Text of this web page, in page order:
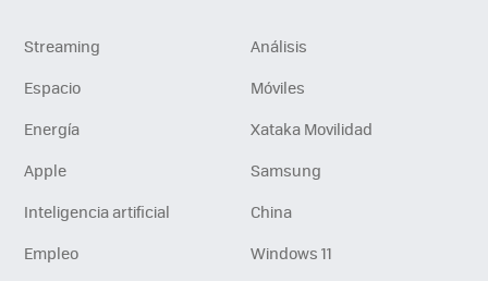
Streaming
Análisis
Espacio
Móviles
Energía
Xataka Movilidad
Apple
Samsung
Inteligencia artificial
China
Empleo
Windows 11